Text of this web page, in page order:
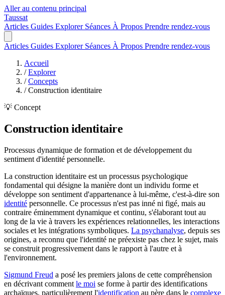
Aller au contenu principal
Taussat
Articles Guides Explorer Séances À Propos Prendre rendez-vous
Articles Guides Explorer Séances À Propos Prendre rendez-vous
Accueil
/ Explorer
/ Concepts
/ Construction identitaire
💡 Concept
Construction identitaire
Processus dynamique de formation et de développement du
sentiment d'identité personnelle.
La construction identitaire est un processus psychologique
fondamental qui désigne la manière dont un individu forme et
développe son sentiment d'appartenance à lui-même, c'est-à-dire son
identité personnelle. Ce processus n'est pas inné ni figé, mais au
contraire éminemment dynamique et continu, s'élaborant tout au
long de la vie à travers les expériences relationnelles, les interactions
sociales et les intégrations symboliques. La psychanalyse, depuis ses
origines, a reconnu que l'identité ne préexiste pas chez le sujet, mais
se construit progressivement dans le rapport à l'autre et à
l'environnement.
Sigmund Freud a posé les premiers jalons de cette compréhension
en décrivant comment le moi se forme à partir des identifications
archaïques, particulièrement l'identification au père dans le complexe